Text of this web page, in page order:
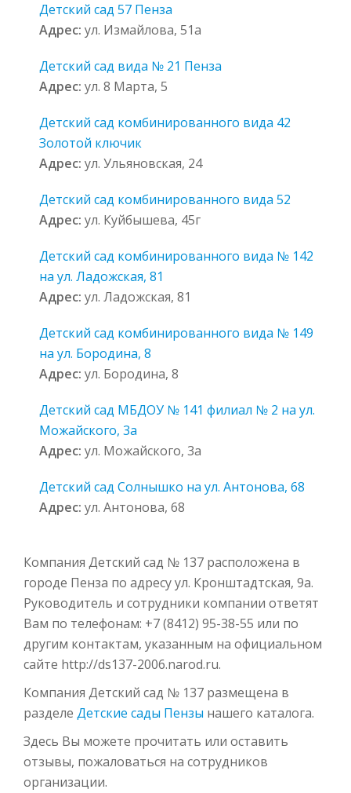
Детский сад 57 Пенза
Адрес: ул. Измайлова, 51а
Детский сад вида № 21 Пенза
Адрес: ул. 8 Марта, 5
Детский сад комбинированного вида 42
Золотой ключик
Адрес: ул. Ульяновская, 24
Детский сад комбинированного вида 52
Адрес: ул. Куйбышева, 45г
Детский сад комбинированного вида № 142
на ул. Ладожская, 81
Адрес: ул. Ладожская, 81
Детский сад комбинированного вида № 149
на ул. Бородина, 8
Адрес: ул. Бородина, 8
Детский сад МБДОУ № 141 филиал № 2 на ул.
Можайского, 3а
Адрес: ул. Можайского, 3а
Детский сад Солнышко на ул. Антонова, 68
Адрес: ул. Антонова, 68
Компания Детский сад № 137 расположена в
городе Пенза по адресу ул. Кронштадтская, 9а.
Руководитель и сотрудники компании ответят
Вам по телефонам: +7 (8412) 95-38-55 или по
другим контактам, указанным на официальном
сайте http://ds137-2006.narod.ru.
Компания Детский сад № 137 размещена в
разделе Детские сады Пензы нашего каталога.
Здесь Вы можете прочитать или оставить
отзывы, пожаловаться на сотрудников
организации.